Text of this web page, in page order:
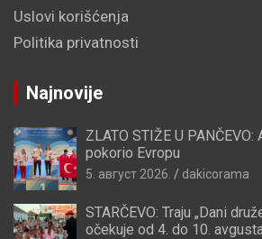
Uslovi korišćenja
Politika privatnosti
Najnovije
ZLATO STIŽE U
pokorio Evropu
5. август 2026. dakicorama
STARČEVO: Traju „Dani
očekuje od 4. do 10. avgusta